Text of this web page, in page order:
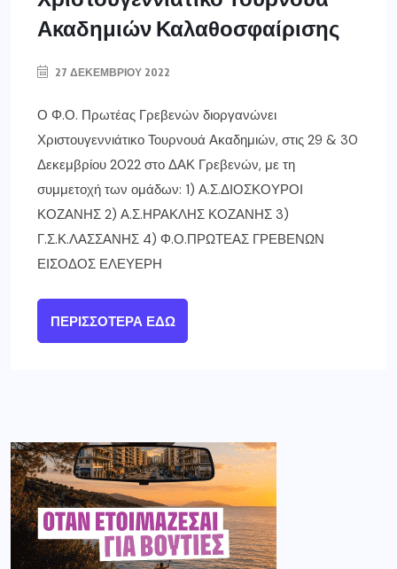
Ακαδημιών Καλαθοσφαίρισης
27 ΔΕΚΕΜΒΡΊΟΥ 2022
Ο Φ.Ο. Πρωτέας Γρεβενών διοργανώνει
Χριστουγεννιάτικο Τουρνουά Ακαδημιών, στις 29 & 30
Δεκεμβρίου 2022 στο ΔΑΚ Γρεβενών, με τη
συμμετοχή των ομάδων: 1) Α.Σ.ΔΙΟΣΚΟΥΡΟΙ
ΚΟΖΑΝΗΣ 2) Α.Σ.ΗΡΑΚΛΗΣ ΚΟΖΑΝΗΣ 3)
Γ.Σ.Κ.ΛΑΣΣΑΝΗΣ 4) Φ.Ο.ΠΡΩΤΕΑΣ ΓΡΕΒΕΝΩΝ
ΕΙΣΟΔΟΣ ΕΛΕΥΕΡΗ
ΠΕΡΙΣΣΌΤΕΡΑ ΕΔΏ